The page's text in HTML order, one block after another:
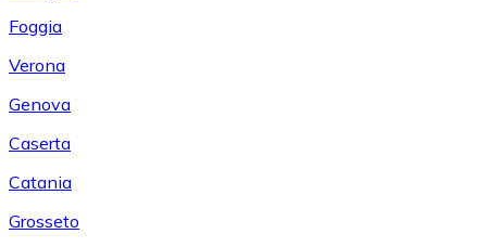
Foggia
Verona
Genova
Caserta
Catania
Grosseto